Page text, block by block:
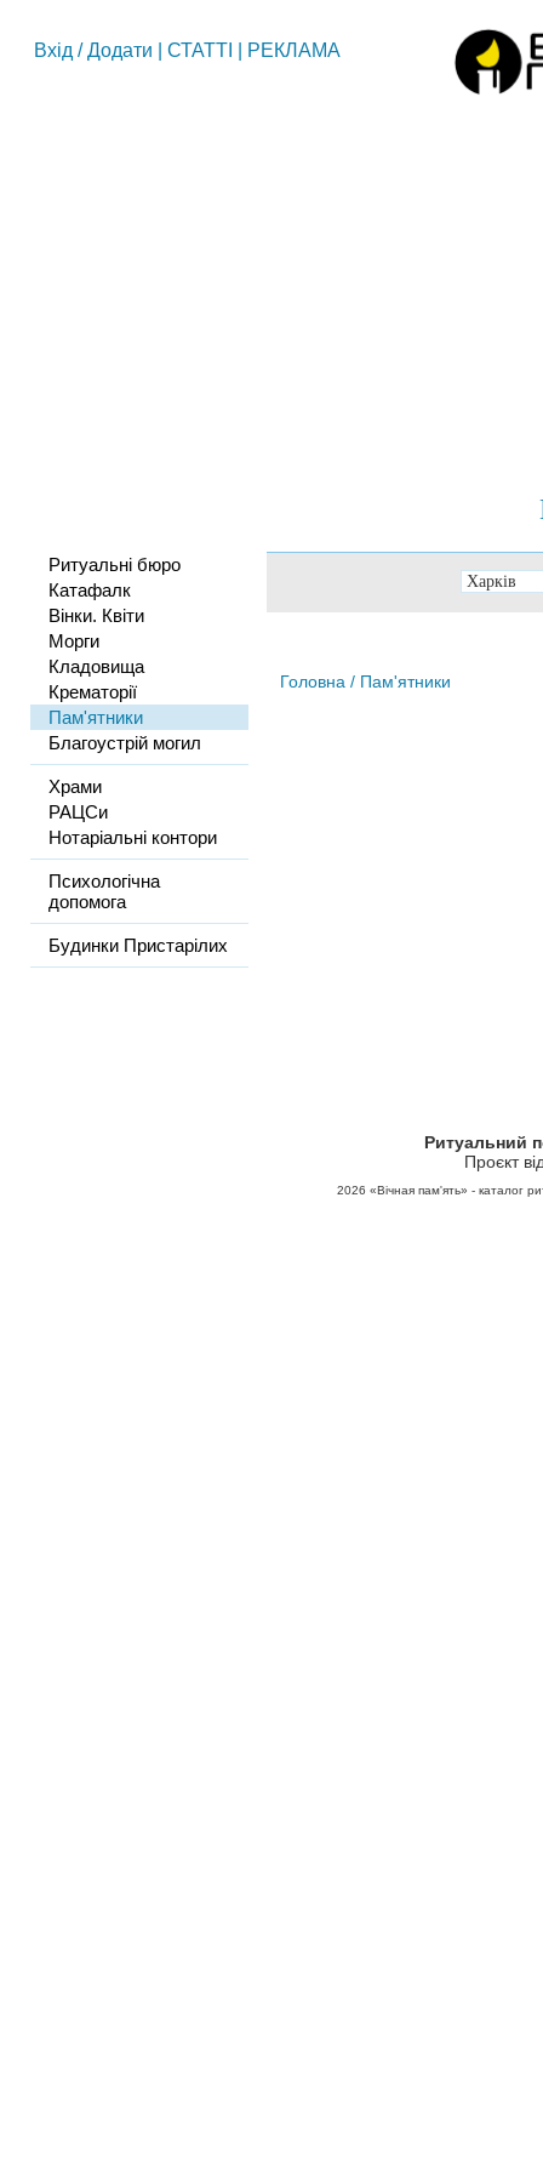
Вхід /Додати СТАТТІ РЕКЛАМА
Ритуальні бюро
Катафалк
Вінки. Квіти
Морги
Кладовища
Крематорії
Пам'ятники
Благоустрій могил
Храми
РАЦСи
Нотаріальні контори
Психологічна
допомога
Будинки Пристарілих
Головна / Пам'ятники
Ритуальний
Проєкт
2026 «Вічная пам'ять» - каталог